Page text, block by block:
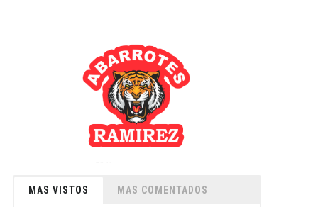
MAS VISTOS MAS COMENTADOS